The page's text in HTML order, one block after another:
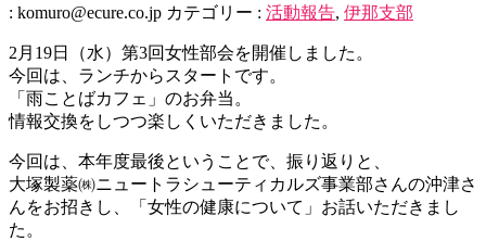
: komuro@ecure.co.jp カテゴリー : 活動報告, 伊那支部
2月19日（水）第3回女性部会を開催しました。
今回は、ランチからスタートです。
「雨ことばカフェ」のお弁当。
情報交換をしつつ楽しくいただきました。
今回は、本年度最後ということで、振り返りと、
大塚製薬㈱ニュートラシューティカルズ事業部さんの沖津さ
んをお招きし、「女性の健康について」お話いただきまし
た。